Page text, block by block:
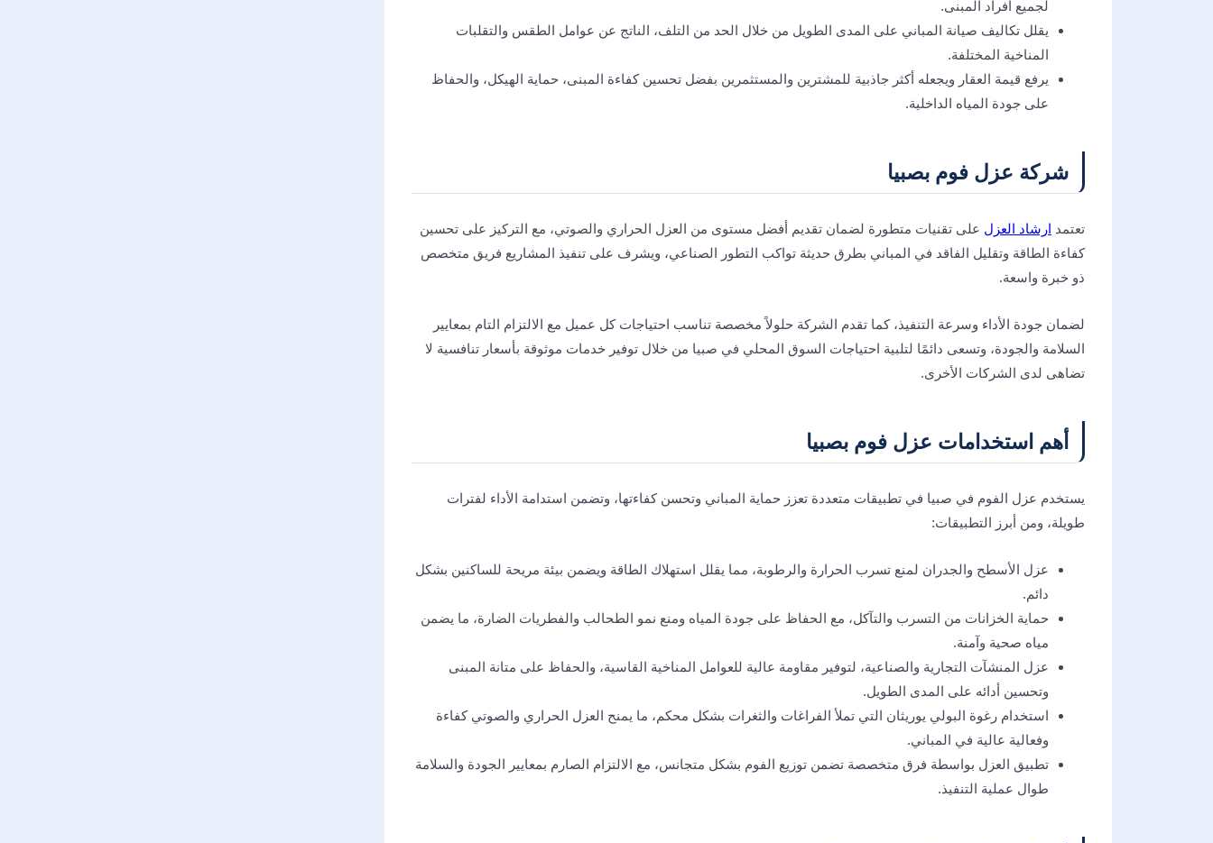
لجميع أفراد المبنى.
يقلل تكاليف صيانة المباني على المدى الطويل من خلال الحد من التلف، الناتج عن عوامل الطقس والتقلبات
المناخية المختلفة.
يرفع قيمة العقار ويجعله أكثر جاذبية للمشترين والمستثمرين بفضل تحسين كفاءة المبنى، حماية الهيكل، والحفاظ
على جودة المياه الداخلية.
شركة عزل فوم بصبيا
تعتمد ارشاد العزل على تقنيات متطورة لضمان تقديم أفضل مستوى من العزل الحراري والصوتي، مع التركيز على تحسين
كفاءة الطاقة وتقليل الفاقد في المباني بطرق حديثة تواكب التطور الصناعي، ويشرف على تنفيذ المشاريع فريق متخصص
ذو خبرة واسعة.
لضمان جودة الأداء وسرعة التنفيذ، كما تقدم الشركة حلولاً مخصصة تناسب احتياجات كل عميل مع الالتزام التام بمعايير
السلامة والجودة، وتسعى دائمًا لتلبية احتياجات السوق المحلي في صبيا من خلال توفير خدمات موثوقة بأسعار تنافسية لا
تضاهى لدى الشركات الأخرى.
أهم استخدامات عزل فوم بصبيا
يستخدم عزل الفوم في صبيا في تطبيقات متعددة تعزز حماية المباني وتحسن كفاءتها، وتضمن استدامة الأداء لفترات
طويلة، ومن أبرز التطبيقات:
عزل الأسطح والجدران لمنع تسرب الحرارة والرطوبة، مما يقلل استهلاك الطاقة ويضمن بيئة مريحة للساكنين بشكل
دائم.
حماية الخزانات من التسرب والتآكل، مع الحفاظ على جودة المياه ومنع نمو الطحالب والفطريات الضارة، ما يضمن
مياه صحية وآمنة.
عزل المنشآت التجارية والصناعية، لتوفير مقاومة عالية للعوامل المناخية القاسية، والحفاظ على متانة المبنى
وتحسين أدائه على المدى الطويل.
استخدام رغوة البولي يوريثان التي تملأ الفراغات والثغرات بشكل محكم، ما يمنح العزل الحراري والصوتي كفاءة
وفعالية عالية في المباني.
تطبيق العزل بواسطة فرق متخصصة تضمن توزيع الفوم بشكل متجانس، مع الالتزام الصارم بمعايير الجودة والسلامة
طوال عملية التنفيذ.